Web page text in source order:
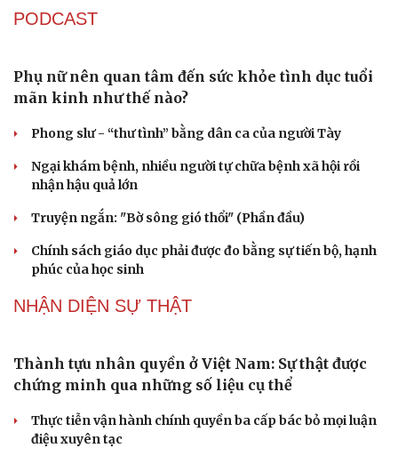
Tư vấn
Săn Tour
check-in
Câu chuyện thời sự
PODCAST
Phụ nữ nên quan tâm đến sức khỏe tình dục tuổi
mãn kinh như thế nào?
Phong slư - “thư tình” bằng dân ca của người Tày
Ngại khám bệnh, nhiều người tự chữa bệnh xã hội rồi
nhận hậu quả lớn
Truyện ngắn: "Bờ sông gió thổi" (Phần đầu)
Chính sách giáo dục phải được đo bằng sự tiến bộ, hạnh
phúc của học sinh
NHẬN DIỆN SỰ THẬT
Thành tựu nhân quyền ở Việt Nam: Sự thật được
chứng minh qua những số liệu cụ thể
Thực tiễn vận hành chính quyền ba cấp bác bỏ mọi luận
điệu xuyên tạc